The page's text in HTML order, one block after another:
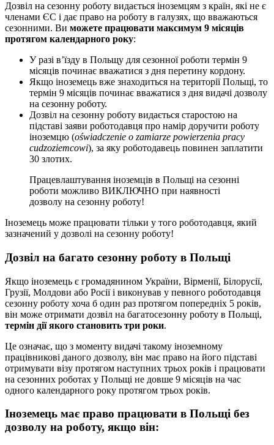
Дозвіл на сезонну роботу видається іноземцям з країн, які не є
членами ЄС і дає право на роботу в галузях, що вважаються
сезонними. Ви можете працювати максимум 9 місяців
протягом календарного року:
У разі в’їзду в Польщу для сезонної роботи термін 9
місяців починає вважатися з дня перетину кордону.
Якщо іноземець вже знаходиться на території Польщі, то
термін 9 місяців починає вважатися з дня видачі дозволу
на сезонну роботу.
Дозвіл на сезонну роботу видається старостою на
підставі заяви роботодавця про намір доручити роботу
іноземцю (oświadczenie o zamiarze powierzenia pracy
cudzoziemcowi), за яку роботодавець повинен заплатити
30 злотих.
Працевлаштування іноземців в Польщі на сезонні
роботи можливо ВИКЛЮЧНО при наявності
дозволу на сезонну роботу!
Іноземець може працювати тільки у того роботодавця, який
зазначений у дозволі на сезонну роботу!
Дозвіл на багато сезонну роботу в Польщі
Якщо іноземець є громадянином України, Вірменії, Білорусії,
Грузії, Молдови або Росії і виконував у певного роботодавця
сезонну роботу хоча б один раз протягом попередніх 5 років,
він може отримати дозвіл на багатосезонну роботу в Польщі,
термін дії якого становить три роки.
Це означає, що з моменту видачі такому іноземному
працівникові даного дозволу, він має право на його підставі
отримувати візу протягом наступних трьох років і працювати
на сезонних роботах у Польщі не довше 9 місяців на час
одного календарного року протягом трьох років.
Іноземець має право працювати в Польщі без
дозволу на роботу, якщо він: